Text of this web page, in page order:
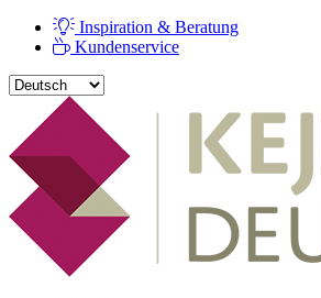
Inspiration & Beratung
Kundenservice